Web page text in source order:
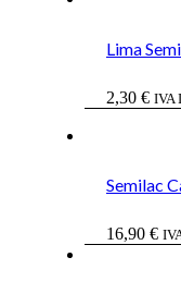
Lima
2,30 € IVA
Semilac
16,90 €